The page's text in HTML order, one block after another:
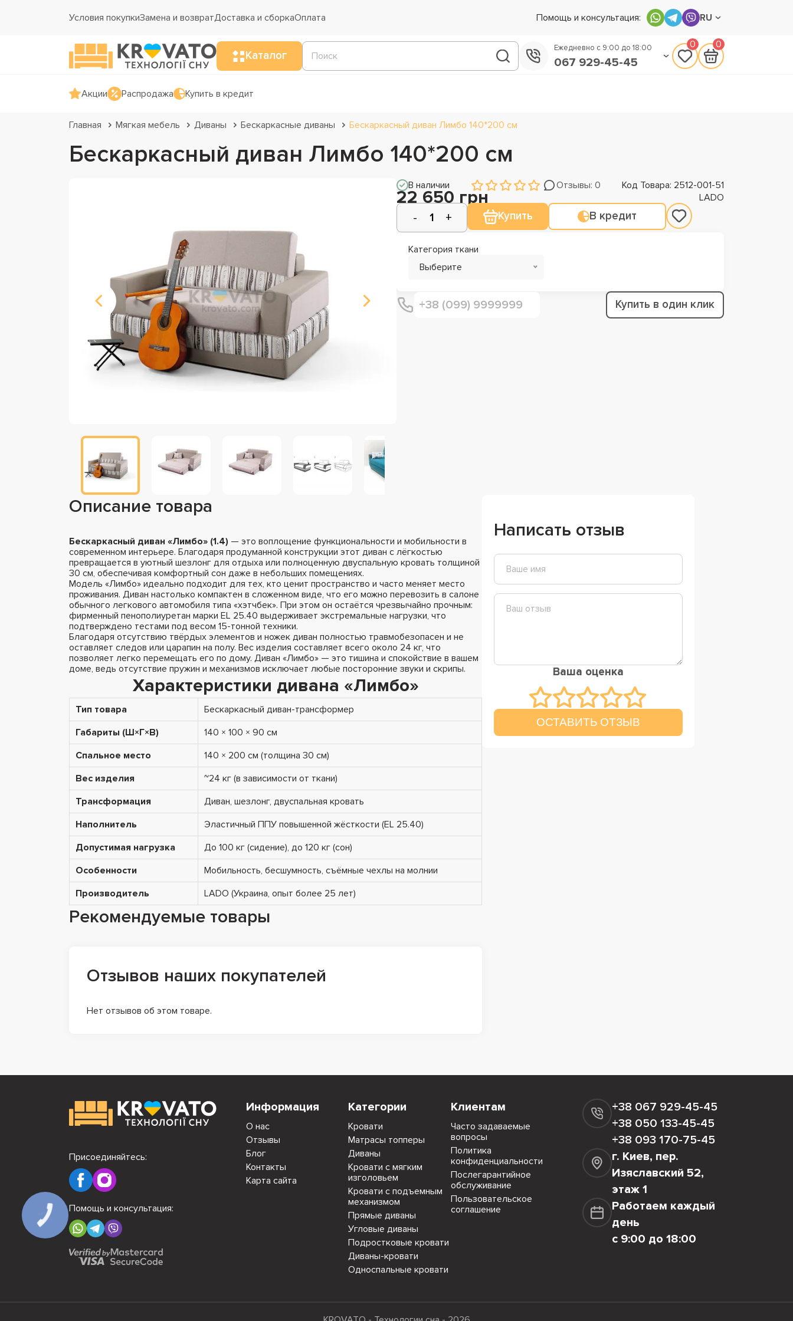
Условия покупкиЗамена и возвратДоставка и сборкаОплата Помощь и консультация: RU
Каталог
Ежедневно с 9:00 до 18:00
067 929-45-45
0 0
Акции Распродажа Купить в кредит
Главная Мягкая мебель Диваны Бескаркасные диваны Бескаркасный диван Лимбо 140*200 см
Бескаркасный диван Лимбо 140*200 см
В наличии Отзывы: 0 Код Товара: 2512-001-51
22 650 грн LADO
Купить В кредит
Категория ткани
Выберите
Купить в один клик
Описание товара
Бескаркасный диван «Лимбо» (1.4) — это воплощение функциональности и мобильности в
современном интерьере. Благодаря продуманной конструкции этот диван с лёгкостью
превращается в уютный шезлонг для отдыха или полноценную двуспальную кровать толщиной
30 см, обеспечивая комфортный сон даже в небольших помещениях.
Модель «Лимбо» идеально подходит для тех, кто ценит пространство и часто меняет место
проживания. Диван настолько компактен в сложенном виде, что его можно перевозить в салоне
обычного легкового автомобиля типа «хэтчбек». При этом он остаётся чрезвычайно прочным:
фирменный пенополиуретан марки EL 25.40 выдерживает экстремальные нагрузки, что
подтверждено тестами под весом 15-тонной техники.
Благодаря отсутствию твёрдых элементов и ножек диван полностью травмобезопасен и не
оставляет следов или царапин на полу. Вес изделия составляет всего около 24 кг, что
позволяет легко перемещать его по дому. Диван «Лимбо» — это тишина и спокойствие в вашем
доме, ведь отсутствие пружин и механизмов исключает любые посторонние звуки и скрипы.
Характеристики дивана «Лимбо»
Тип товара
Бескаркасный диван-трансформер
Габариты (Ш×Г×В)
140 × 100 × 90 см
Спальное место
140 × 200 см (толщина 30 см)
Вес изделия
~24 кг (в зависимости от ткани)
Трансформация
Диван, шезлонг, двуспальная кровать
Наполнитель
Эластичный ППУ повышенной жёсткости (EL 25.40)
Допустимая нагрузка
До 100 кг (сидение), до 120 кг (сон)
Особенности
Мобильность, бесшумность, съёмные чехлы на молнии
Производитель
LADO (Украина, опыт более 25 лет)
Рекомендуемые товары
Отзывов наших покупателей
Нет отзывов об этом товаре.
Написать отзыв
Ваша оценка
ОСТАВИТЬ ОТЗЫВ
Информация
О нас
Отзывы
Блог
Контакты
Карта сайта
Категории
Кровати
Матрасы топперы
Диваны
Кровати с мягким
изголовьем
Кровати с подъемным
механизмом
Прямые диваны
Угловые диваны
Подростковые кровати
Диваны-кровати
Односпальные кровати
Клиентам
Часто задаваемые
вопросы
Политика
конфиденциальности
Послегарантийное
обслуживание
Пользовательское
соглашение
+38 067 929-45-45
+38 050 133-45-45
+38 093 170-75-45
г. Киев, пер.
Изяславский 52,
этаж 1
Работаем каждый
день
с 9:00 до 18:00
Присоединяйтесь:
Помощь и консультация:
КНОПКА
СВЯЗИ